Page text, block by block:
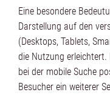
Eine besondere
Darstellung auf den
(Desktops, Tablets,
die Nutzung
bei der mobile Suche
Besucher ein weiterer